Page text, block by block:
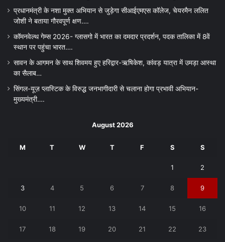
प्रधानमंत्री के नशा मुक्त अभियान से जुड़ेगा सीआईएमएस कॉलेज, चेयरमैन ललित
जोशी ने बताया गौरवपूर्ण क्षण….
कॉमनवेल्थ गेम्स 2026- ग्लासगो में भारत का दमदार प्रदर्शन, पदक तालिका में 8वें
स्थान पर पहुंचा भारत….
सावन के आगमन के साथ शिवमय हुए हरिद्वार-ऋषिकेश, कांवड़ यात्रा में उमड़ा आस्था
का सैलाब…
सिंगल-यूज़ प्लास्टिक के विरुद्ध जनभागीदारी से चलाना होगा प्रभावी अभियान-
मुख्यमंत्री….
August 2026
M T W T F S S
1 2
3 4 5 6 7 8 9
10 11 12 13 14 15 16
17 18 19 20 21 22 23